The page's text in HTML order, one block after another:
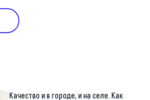
Качество и в городе, и на селе. Как